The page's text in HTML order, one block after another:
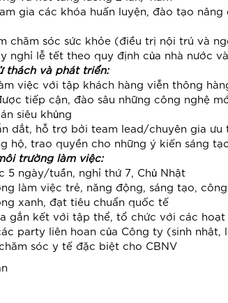
gia các khóa huấn luyện, đào tạo
chăm sóc sức khỏe (điều trị nội trú và
nghỉ lễ tết theo quy định của nhà nước
thách và phát triển:
việc với tập khách hàng viễn thông
tiếp cận, đào sâu những công nghệ
siêu khủng
dắt, hỗ trợ bởi team lead/chuyên gia ưu
hộ, trao quyền cho những ý kiến sáng
trường làm việc:
5 ngày/tuần, nghỉ thứ 7, Chủ Nhật
làm việc trẻ, năng động, sáng tạo,
xanh, đạt tiêu chuẩn quốc tế
gắn kết với tập thể, tổ chức với các
party liên hoan của Công ty (sinh nhật,
sóc y tế đặc biệt cho CBNV